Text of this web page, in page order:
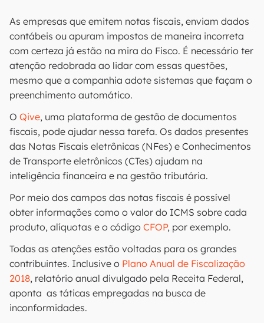
As empresas que emitem notas fiscais, enviam dados
contábeis ou apuram impostos de maneira incorreta
com certeza já estão na mira do Fisco. É necessário ter
atenção redobrada ao lidar com essas questões,
mesmo que a companhia adote sistemas que façam o
preenchimento automático.
O Qive, uma plataforma de gestão de documentos
fiscais, pode ajudar nessa tarefa. Os dados presentes
das Notas Fiscais eletrônicas (NFes) e Conhecimentos
de Transporte eletrônicos (CTes) ajudam na
inteligência financeira e na gestão tributária.
Por meio dos campos das notas fiscais é possível
obter informações como o valor do ICMS sobre cada
produto, alíquotas e o código CFOP, por exemplo.
Todas as atenções estão voltadas para os grandes
contribuintes. Inclusive o Plano Anual de Fiscalização
2018, relatório anual divulgado pela Receita Federal,
aponta as táticas empregadas na busca de
inconformidades.